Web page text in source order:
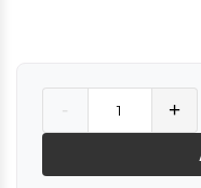
- +